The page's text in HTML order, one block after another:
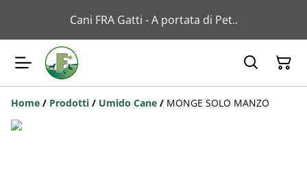
Cani FRA Gatti - A portata di Pet..
Home / Prodotti / Umido Cane / MONGE SOLO MANZO